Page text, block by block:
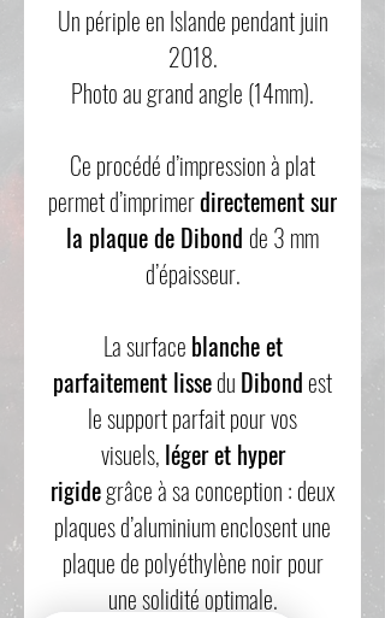
Un périple en Islande pendant juin
2018.
Photo au grand angle (14mm).
Ce procédé d’impression à plat
permet d’imprimerdirectement sur
la plaque de Dibond de 3 mm
d’épaisseur.
La surface blanche et
parfaitement lissedu Dibond est
le support parfait pour vos
visuels, léger et hyper
rigidegrâce à sa conception : deux
plaques d’aluminium enclosent une
plaque de polyéthylène noir pour
une solidité optimale.